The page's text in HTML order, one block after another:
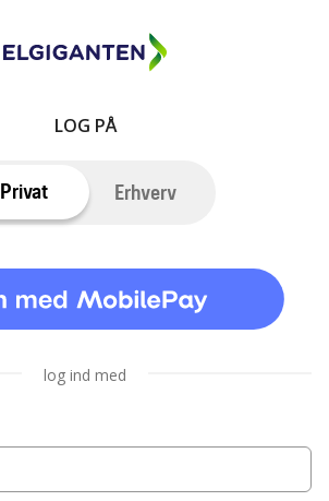
LOG PÅ
Privat Erhverv
log ind med